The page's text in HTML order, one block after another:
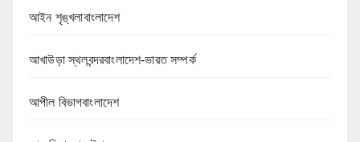
আইন শৃঙ্খলাবাংলাদেশ
আখাউড়া স্থলবন্দরবাংলাদেশ-ভারত সম্পর্ক
আপীল বিভাগবাংলাদেশ